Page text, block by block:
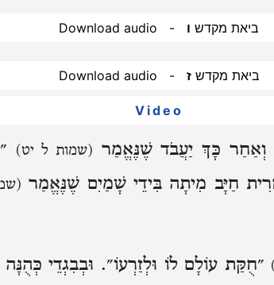
Download audio - ביאת מקדש ו
Download audio - ביאת מקדשז
Video
וְאַחַר כָּךְ יַעֲבֹד שֶׁנֶּאֱמַר (שמות ל יט)
חַיָּב מִיתָה בִּידֵי שָׁמַיִם שֶׁנֶּאֱמַר
״חֻקַּת עוֹלָם לוֹ וּלְזַרְעוֹ״. וּבְבִגְדֵי